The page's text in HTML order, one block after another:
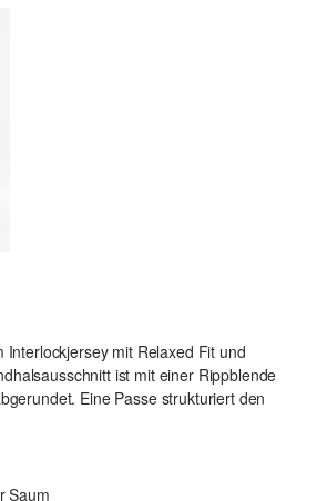
Interlockjersey mit Relaxed Fit und
ist mit einer Rippblende
Eine Passe strukturiert den
Saum